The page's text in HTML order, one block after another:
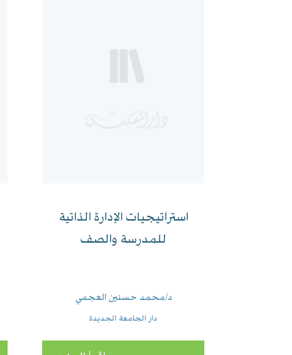
استراتيجيات الإدارة الذاتية
للمدرسة والصف
د/محمد حسنين العجمي
دار الجامعة الجديدة